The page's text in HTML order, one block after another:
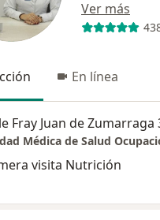
Ver más
En línea
Médica de Salud
visita Nutrición